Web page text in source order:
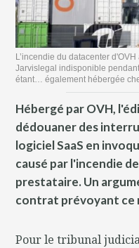
L’incendie du datacenter
Jarvislegal indisponible
étant… également hébergée
Hébergé par OVH,
dédouaner des
logiciel SaaS en
causé par l'incendie
prestataire. Un
contrat prévoyant ce
Pour le tribunal